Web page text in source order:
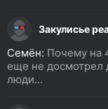
Закулисье
Семён: Почему на
еще не досмотрел
люди...